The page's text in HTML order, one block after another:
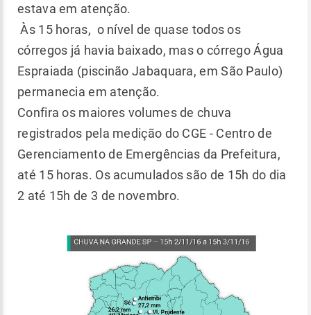
estava em atenção.
Às 15 horas, o nível de quase todos os
córregos já havia baixado, mas o córrego Água
Espraiada (piscinão Jabaquara, em São Paulo)
permanecia em atenção.
Confira os maiores volumes de chuva
registrados pela medição do CGE - Centro de
Gerenciamento de Emergências da Prefeitura,
até 15 horas. Os acumulados são de 15h do dia
2 até 15h de 3 de novembro.